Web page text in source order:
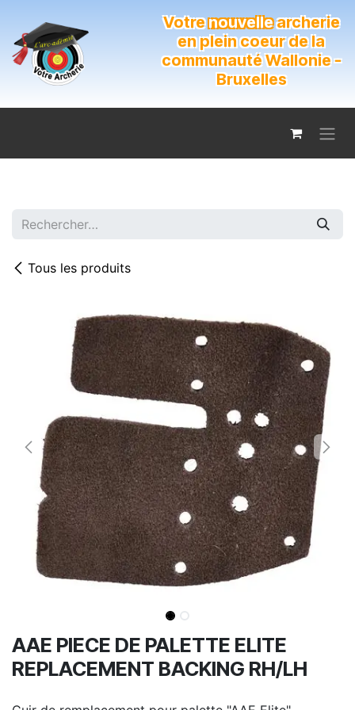
Votrenouvellearcherie
en plein coeur de la
communauté Wallonie -
Bruxelles
Tous les produits
AAE PIECE DE PALETTE ELITE
REPLACEMENT BACKING RH/LH